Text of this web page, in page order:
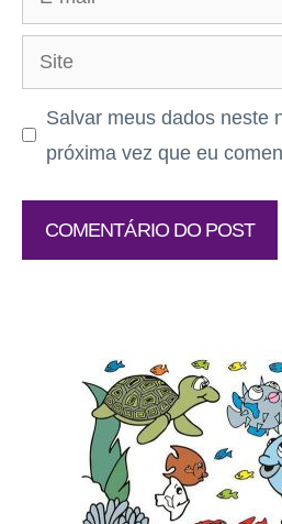
mail
Site
Salvar meus dados neste
próxima vez que eu